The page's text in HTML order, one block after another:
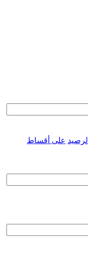
الرصيد على أقساط